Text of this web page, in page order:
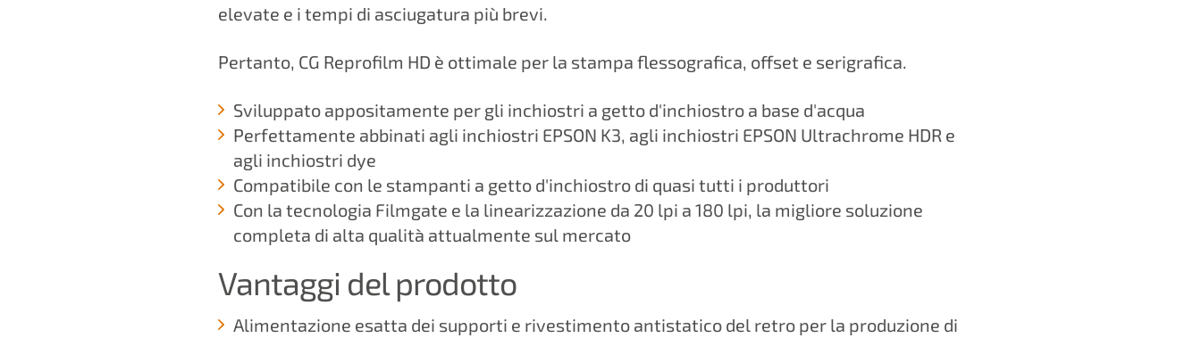
elevate e i tempi di asciugatura più brevi.
Pertanto, CG Reprofilm HD è ottimale per la stampa flessografica, offset e serigrafica.
Sviluppato appositamente per gli inchiostri a getto d'inchiostro a base d'acqua
Perfettamente abbinati agli inchiostri EPSON K3, agli inchiostri EPSON Ultrachrome HDR e
agli inchiostri dye
Compatibile con le stampanti a getto d'inchiostro di quasi tutti i produttori
Con la tecnologia Filmgate e la linearizzazione da 20 lpi a 180 lpi, la migliore soluzione
completa di alta qualità attualmente sul mercato
Vantaggi del prodotto
Alimentazione esatta dei supporti e rivestimento antistatico del retro per la produzione di